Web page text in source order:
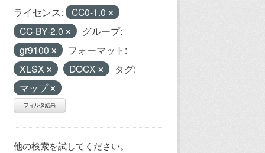
ライセンス:
CC0-1.0
CC-BY-2.0
グループ:
gr9100
フォーマット:
XLSX
DOCX
タグ:
マップ
フィルタ結果
他の検索を試してください。